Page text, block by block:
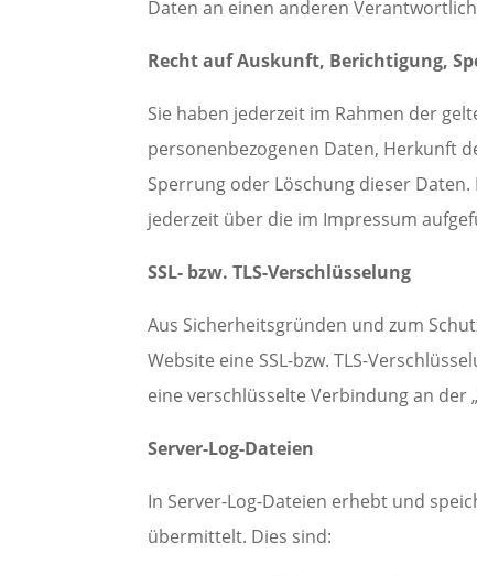
Daten an einen anderen
Recht auf Auskunft, Berichtigung,
Sie haben jederzeit im Rahmen der
personenbezogenen Daten, Herkunft
Sperrung oder Löschung dieser
jederzeit über die im Impressum
SSL- bzw. TLS-Verschlüsselung
Aus Sicherheitsgründen und zum
Website eine SSL-bzw. TLS-
eine verschlüsselte Verbindung an der
Server-Log-Dateien
In Server-Log-Dateien erhebt und
übermittelt. Dies sind: